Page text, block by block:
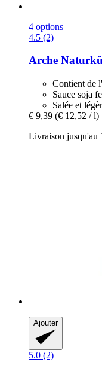
4 options
4.5 (2)
Arche
Contient de
Sauce soja
Salée et
€ 9,39 (€ 12,52 / l)
Livraison jusqu'au
Ajouter
5.0 (2)